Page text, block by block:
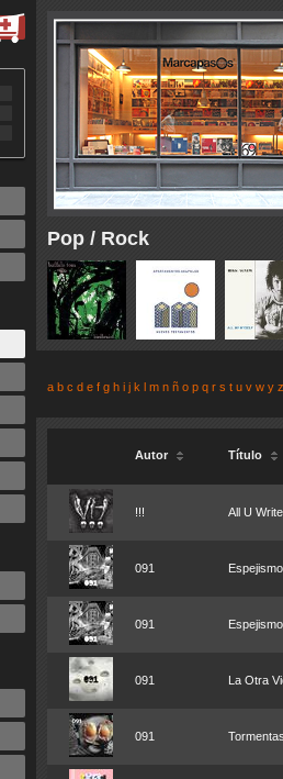
Pop / Rock
a b c d e f g h i j k l m n ñ o p q r s t u v w y z
Autor Título
!!! All U
091
091
091 La Otra
091